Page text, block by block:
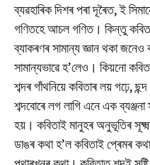
ব্যৱহাৰিক দিশৰ পৰা দূৰৈত, ই
গণিতহে আচল গণিত। কিন্তু
ব্যাকৰণৰ সামান্য জ্ঞান থকা
সামান্যভাৱে হ’লেও। কিয়নো
শব্দৰ গাঁথনিয়ে কবিতাৰ লয় গঢ়ে,
শব্দবোৰে লগ লাগি এনে এক ব্যঞ্জনা
হয়। কবিতাই মানুহৰ অনুভূতিৰ
ডাঙৰ কথা হ’ল কবিতাই প্ৰেমৰ